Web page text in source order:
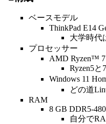
ベースモデル
ThinkPad E14
大学時代
プロセッサー
AMD Ryzen™ 7
Ryzen5
Windows 11
どの道
RAM
8 GB DDR5-
自分で